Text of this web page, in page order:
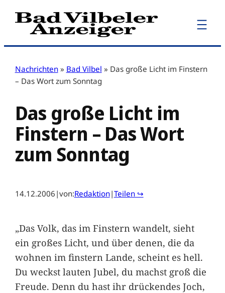
Zum
Inhalt
Nachrichten » Bad Vilbel » Das große Licht im Finstern
– Das Wort zum Sonntag
Das große Licht im
Finstern – Das Wort
zum Sonntag
14.12.2006 |von:Redaktion|Teilen ↪
„Das Volk, das im Finstern wandelt, sieht
ein großes Licht, und über denen, die da
wohnen im finstern Lande, scheint es hell.
Du weckst lauten Jubel, du machst groß die
Freude. Denn du hast ihr drückendes Joch,